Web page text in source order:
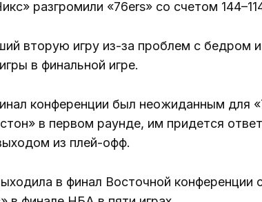
разгромили «76ers» со счетом
вторую игру из-за проблем с бедром
в финальной игре.
конференции был неожиданным для
в первом раунде, им придется
из плей-офф.
в финал Восточной конференции